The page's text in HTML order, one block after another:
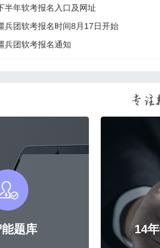
半年软考报名入口及网址
兵团软考报名时间8月17日开始
兵团软考报名通知
题库 14